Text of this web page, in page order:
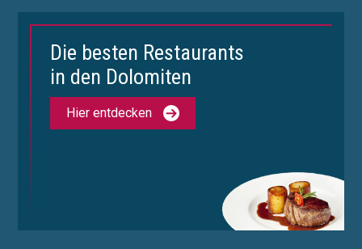
Die besten Restaurants
in den Dolomiten
Hier entdecken